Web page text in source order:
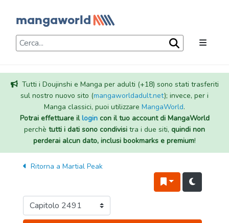
Tutti i Doujinshi e Manga per adulti (+18) sono stati trasferiti
sul nostro nuovo sito (mangaworldadult.net); invece, per i
Manga classici, puoi utilizzare MangaWorld.
Potrai effettuare illogincon il tuo account di MangaWorld
perchè tutti i dati sono condivisi tra i due siti, quindi non
perderai alcun dato, inclusi bookmarks e premium!
Ritorna a Martial Peak